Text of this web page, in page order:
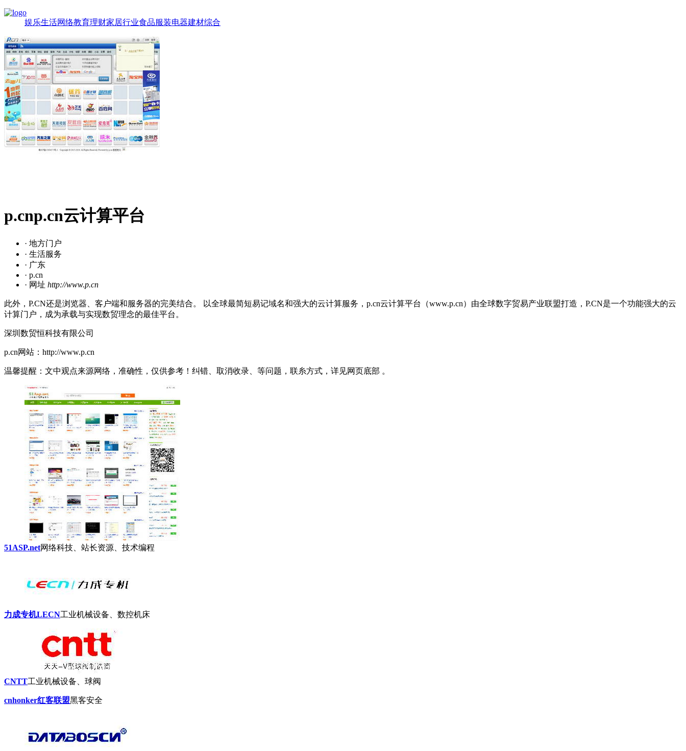
娱乐生活网络教育理财家居行业食品服装电器建材综合
p.cnp.cn云计算平台
· 地方门户
· 生活服务
· 广东
· p.cn
· 网址 http://www.p.cn
此外，P.CN还是浏览器、客户端和服务器的完美结合。 以全球最简短易记域名和强大的云计算服务，p.cn云计算平台（www.p.cn）由全球数字贸易产业联盟打造，P.CN是一个功能强大的云
计算门户，成为承载与实现数贸理念的最佳平台。
深圳数贸恒科技有限公司
p.cn网站：http://www.p.cn
温馨提醒：文中观点来源网络，准确性，仅供参考！纠错、取消收录、等问题，联糸方式，详见网页底部 。
51ASP.net网络科技、站长资源、技术编程
力成专机LECN工业机械设备、数控机床
CNTT工业机械设备、球阀
cnhonker红客联盟黑客安全